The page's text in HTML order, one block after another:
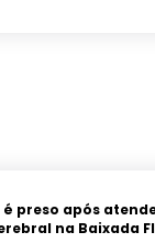
é preso após
na Baixada